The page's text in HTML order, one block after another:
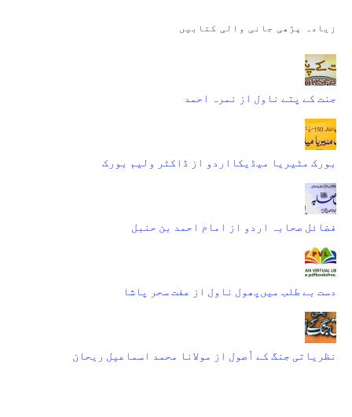
زیادہ پڑھی جانی والی کتابیں
جنت کے پتے ناول از نمرہ احمد
بورک مٹیریا میڈیکااردو از ڈاکٹر ولیم بورک
فضائل صحابہ اردو از امام احمد بن حنبل
دست بے طلب میں‌پھول ناول از عفت سحر پاشا
نظریاتی جنگ کے اُصول از مولانا محمد اسماعیل ریحان